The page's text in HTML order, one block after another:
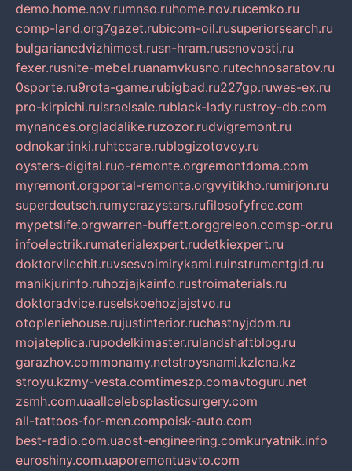
demo.home.nov.rumnso.ruhome.nov.rucemko.ru
comp-land.org7gazet.rubicom-oil.rusuperiorsearch.ru
bulgarianedvizhimost.rusn-hram.rusenovosti.ru
fexer.rusnite-mebel.ruanamvkusno.rutechnosaratov.ru
0sporte.ru9rota-game.rubigbad.ru227gp.ruwes-ex.ru
pro-kirpichi.ruisraelsale.rublack-lady.rustroy-db.com
mynances.orgladalike.ruzozor.rudvigremont.ru
odnokartinki.ruhtccare.rublogizotovoy.ru
oysters-digital.ruo-remonte.orgremontdoma.com
myremont.orgportal-remonta.orgvyitikho.rumirjon.ru
superdeutsch.rumycrazystars.rufilosofyfree.com
mypetslife.orgwarren-buffett.orggreleon.comsp-or.ru
infoelectrik.rumaterialexpert.rudetkiexpert.ru
doktorvilechit.ruvsesvoimirykami.ruinstrumentgid.ru
manikjurinfo.ruhozjajkainfo.rustroimaterials.ru
doktoradvice.ruselskoehozjajstvo.ru
otopleniehouse.rujustinterior.ruchastnyjdom.ru
mojateplica.rupodelkimaster.rulandshaftblog.ru
garazhov.commonamy.netstroysnami.kzlcna.kz
stroyu.kzmy-vesta.comtimeszp.comavtoguru.net
zsmh.com.uaallcelebsplasticsurgery.com
all-tattoos-for-men.compoisk-auto.com
best-radio.com.uaost-engineering.comkuryatnik.info
euroshiny.com.uaporemontuavto.com